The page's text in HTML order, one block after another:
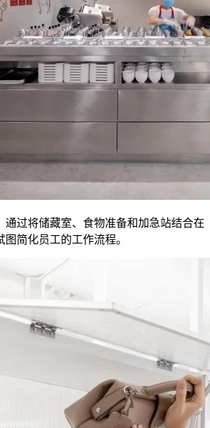
通过将储藏室、食物准备和加急站结合在
简化员工的工作流程。